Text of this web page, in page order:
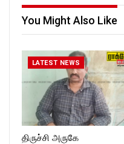
ckforttimes/
Follow us on:
https://twitter.com/ROCKFOR
You Might Also Like
LATEST NEWS
திருச்சி அருகே